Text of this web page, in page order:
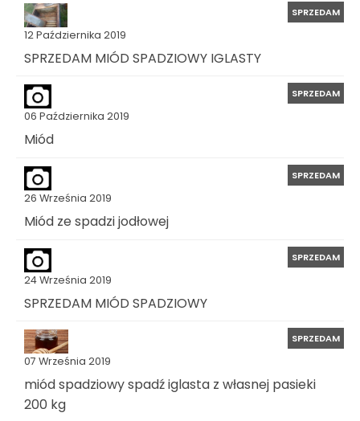
12 Października 2019
SPRZEDAM
SPRZEDAM MIÓD SPADZIOWY IGLASTY
06 Października 2019
SPRZEDAM
Miód
26 Września 2019
SPRZEDAM
Miód ze spadzi jodłowej
24 Września 2019
SPRZEDAM
SPRZEDAM MIÓD SPADZIOWY
07 Września 2019
SPRZEDAM
miód spadziowy spadź iglasta z własnej pasieki
200 kg